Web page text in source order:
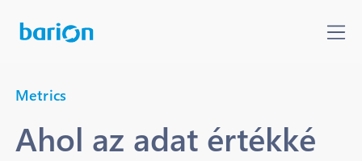
Metrics
Ahol az adat értékké